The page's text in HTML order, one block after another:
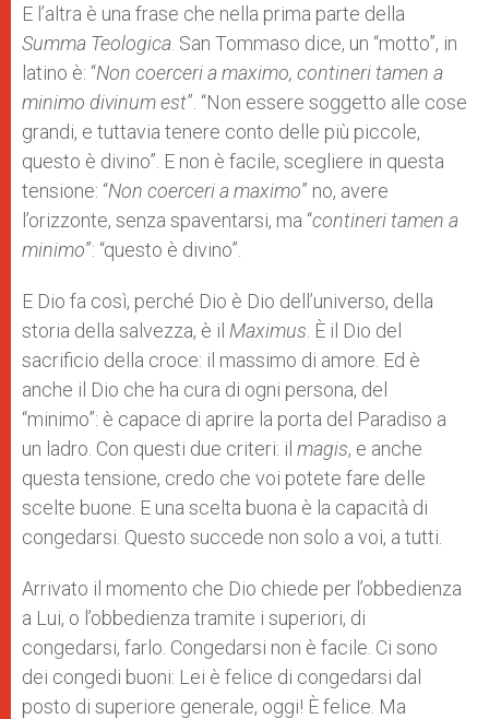
E l’altra è una frase che nella prima parte della
Summa Teologica . San Tommaso dice, un “motto”, in
latino è: “Non coerceri a maximo, contineri tamen a
minimo divinum est”. “Non essere soggetto alle cose
grandi, e tuttavia tenere conto delle più piccole,
questo è divino”. E non è facile, scegliere in questa
tensione: “Non coerceri a maximo” no, avere
l’orizzonte, senza spaventarsi, ma “contineri tamen a
minimo”: “questo è divino”.
E Dio fa così, perché Dio è Dio dell’universo, della
storia della salvezza, è il Maximus . È il Dio del
sacrificio della croce: il massimo di amore. Ed è
anche il Dio che ha cura di ogni persona, del
“minimo”: è capace di aprire la porta del Paradiso a
un ladro. Con questi due criteri: il magis, e anche
questa tensione, credo che voi potete fare delle
scelte buone. E una scelta buona è la capacità di
congedarsi. Questo succede non solo a voi, a tutti.
Arrivato il momento che Dio chiede per l’obbedienza
a Lui, o l’obbedienza tramite i superiori, di
congedarsi, farlo. Congedarsi non è facile. Ci sono
dei congedi buoni: Lei è felice di congedarsi dal
posto di superiore generale, oggi! È felice. Ma